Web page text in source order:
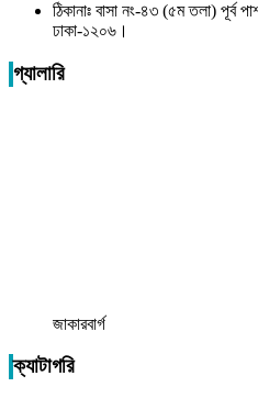
ঠিকানাঃ বাসা নং-৪৩ (৫ম তলা) পূর্ব
ঢাকা-১২০৬।
গ্যালারি
জাকারবার্গ
ক্যাটাগরি